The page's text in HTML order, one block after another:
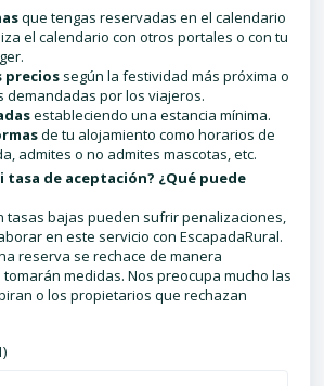
que tengas reservadas en el calendario
el calendario con otros portales o con tu
precios según la festividad más próxima o
demandadas por los viajeros.
estableciendo una estancia mínima.
sde tu alojamiento como horarios de
admites o no admites mascotas, etc.
tasa de aceptación? ¿Qué puede
tasas bajas pueden sufrir penalizaciones,
en este servicio con EscapadaRural.
reserva se rechace de manera
tomarán medidas. Nos preocupa mucho las
o los propietarios que rechazan